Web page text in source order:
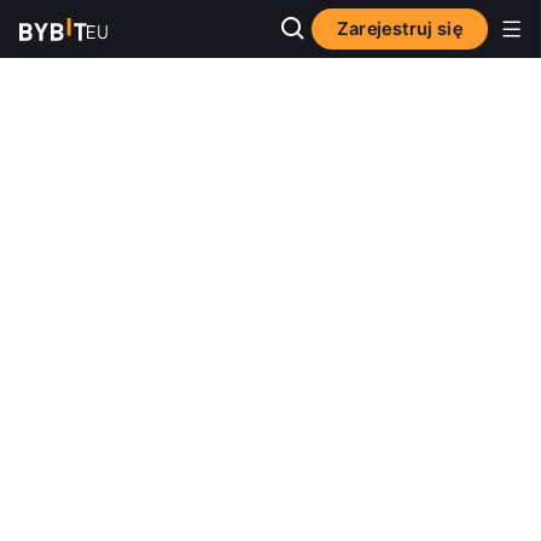
Zarejestruj się